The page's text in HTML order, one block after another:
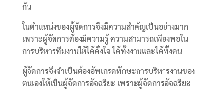
กัน
ในตำแหน่งของผู้จัดการจึงมีความสำคัญเป็นอย่างมาก
เพราะผู้จัดการต้องมีความรู้ ความสามารถเพียงพอใน
การบริหารทีมงานให้ได้ดั่งใจ ได้ทั้งงานและได้ทั้งคน
ผู้จัดการจึงจำเป็นต้องอัพเกรดทักษะการบริหารงานของ
ตนเองให้เป็นผู้จัดการอัจฉริยะ เพราะผู้จัดการอัจฉริยะ